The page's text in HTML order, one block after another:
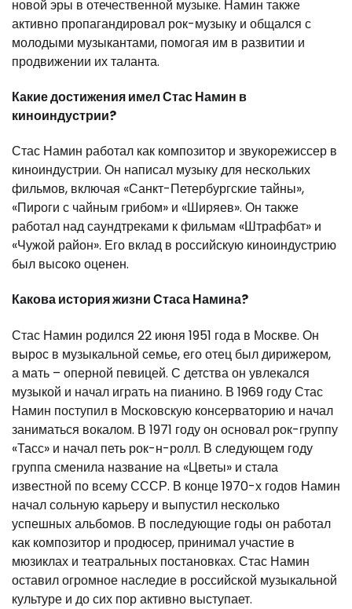
новой эры в отечественной музыке. Намин также
активно пропагандировал рок-музыку и общался с
молодыми музыкантами, помогая им в развитии и
продвижении их таланта.
Какие достижения имел Стас Намин в
киноиндустрии?
Стас Намин работал как композитор и звукорежиссер в
киноиндустрии. Он написал музыку для нескольких
фильмов, включая «Санкт-Петербургские тайны»,
«Пироги с чайным грибом» и «Ширяев». Он также
работал над саундтреками к фильмам «Штрафбат» и
«Чужой район». Его вклад в российскую киноиндустрию
был высоко оценен.
Какова история жизни Стаса Намина?
Стас Намин родился 22 июня 1951 года в Москве. Он
вырос в музыкальной семье, его отец был дирижером,
а мать – оперной певицей. С детства он увлекался
музыкой и начал играть на пианино. В 1969 году Стас
Намин поступил в Московскую консерваторию и начал
заниматься вокалом. В 1971 году он основал рок-группу
«Тасс» и начал петь рок-н-ролл. В следующем году
группа сменила название на «Цветы» и стала
известной по всему СССР. В конце 1970-х годов Намин
начал сольную карьеру и выпустил несколько
успешных альбомов. В последующие годы он работал
как композитор и продюсер, принимал участие в
мюзиклах и театральных постановках. Стас Намин
оставил огромное наследие в российской музыкальной
культуре и до сих пор активно выступает.